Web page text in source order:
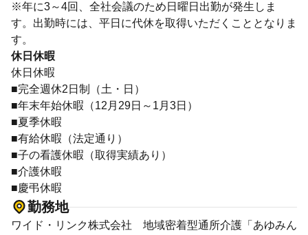
※年に3～4回、全社会議のため日曜日出勤が発生しま
す。出勤時には、平日に代休を取得いただくこととなりま
す。
休日休暇
休日休暇
■完全週休2日制（土・日）
■年末年始休暇（12月29日～1月3日）
■夏季休暇
■有給休暇（法定通り）
■子の看護休暇（取得実績あり）
■介護休暇
■慶弔休暇
勤務地
ワイド・リンク株式会社 地域密着型通所介護「あゆみん